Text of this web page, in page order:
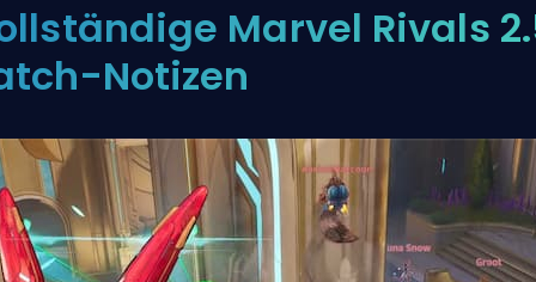
Marvel Rivals
Notizen